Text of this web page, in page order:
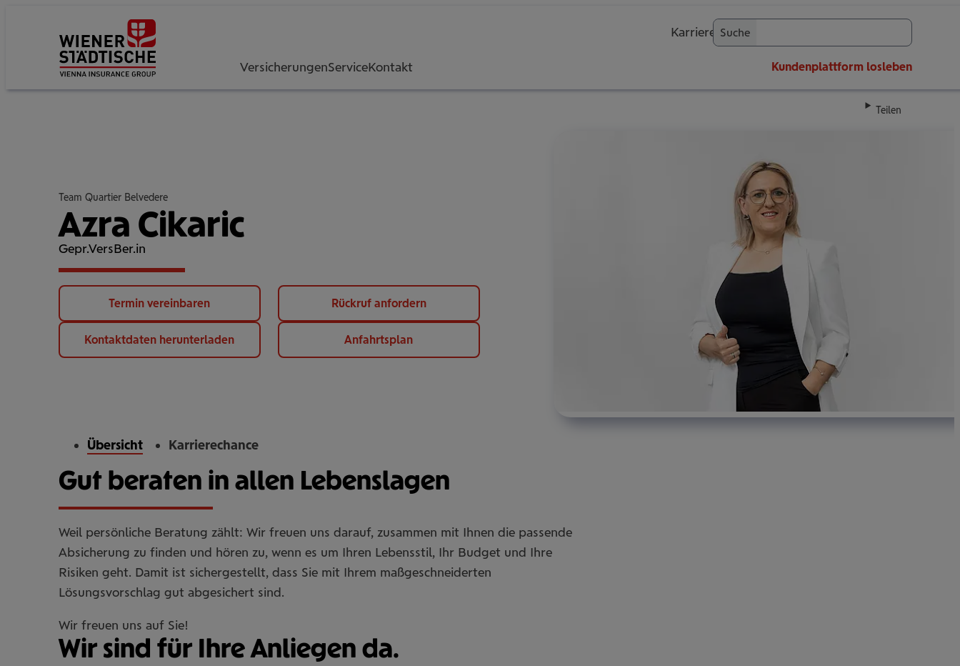
VersicherungenServiceKontakt
Karriere Suche
Kundenplattform losleben
Teilen
Team Quartier Belvedere
Azra Cikaric
Gepr.VersBer.in
Termin vereinbaren Rückruf anfordern
Kontaktdaten herunterladen Anfahrtsplan
Übersicht Karrierechance
Gut beraten in allen Lebenslagen
Weil persönliche Beratung zählt: Wir freuen uns darauf, zusammen mit Ihnen die passende
Absicherung zu finden und hören zu, wenn es um Ihren Lebensstil, Ihr Budget und Ihre
Risiken geht. Damit ist sichergestellt, dass Sie mit Ihrem maßgeschneiderten
Lösungsvorschlag gut abgesichert sind.
Wir freuen uns auf Sie!
Wir sind für Ihre Anliegen da.